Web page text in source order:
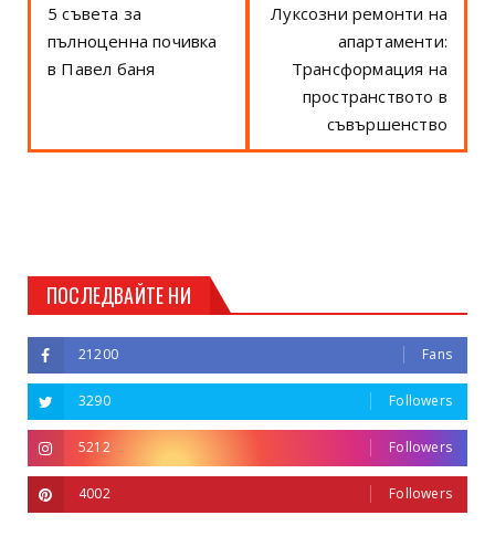
5 съвета за
пълноценна почивка
в Павел баня
Луксозни ремонти на
апартаменти:
Трансформация на
пространството в
съвършенство
ПОСЛЕДВАЙТЕ НИ
21200 Fans
3290 Followers
5212 Followers
4002 Followers